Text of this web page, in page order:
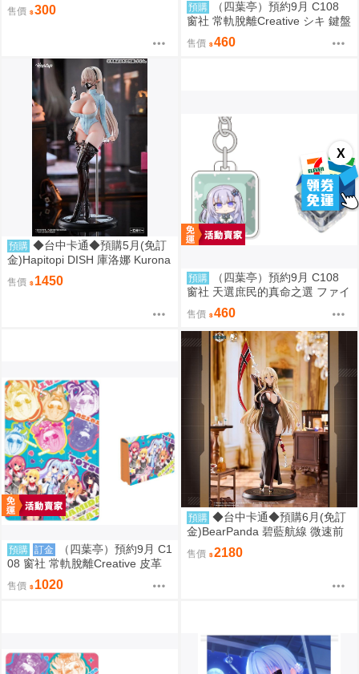
X
加賞 Promo
售價 300 預購
（四葉亭）預約9月 C108
窗社 常軌脫離Creative シキ 鍵盤
按鍵造型鑰匙圈 0814
售價 460
預購 ◆台中卡通◆預購5月(免訂
金)Hapitopi DISH 庫洛娜 Kurona
盛情邀請 1/6 1107
售價 1450 預購
（四葉亭）預約9月 C108
窗社 天選庶民的真命之選 ファイ
ブ 鍵盤按鍵造型鑰匙圈 0814
售價 460
預購 訂金
（四葉亭）預約9月 C1
08 窗社 常軌脫離Creative 皮革
製名片夾 0814
售價 1020
預購 ◆台中卡通◆預購6月(免訂
金)BearPanda 碧藍航線 微速前
行 奧德莉亞 俾斯麥 1/6 附特典 1
107
售價 2180